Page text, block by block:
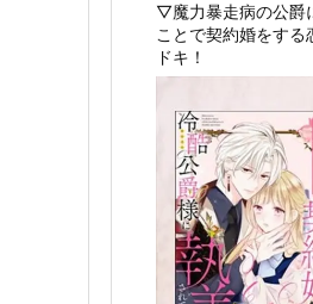
▽魔力暴走病の公爵
ことで契約婚をす
ドキ！